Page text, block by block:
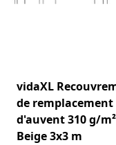
vidaXL
de remplacement
d'auvent 310 g/m²
Beige 3x3 m